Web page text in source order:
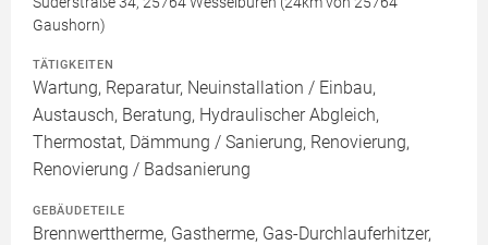
Gaushorn)
TÄTIGKEITEN
Wartung, Reparatur, Neuinstallation / Einbau,
Austausch, Beratung, Hydraulischer Abgleich,
Thermostat, Dämmung / Sanierung, Renovierung,
Renovierung / Badsanierung
GEBÄUDETEILE
Brennwerttherme, Gastherme, Gas-Durchlauferhitzer,